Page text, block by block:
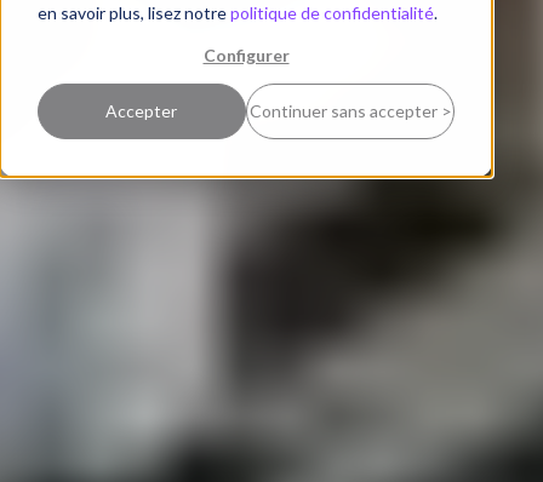
en savoir plus, lisez notrepolitique de confidentialité.
Configurer
Accepter Continuer sans accepter >